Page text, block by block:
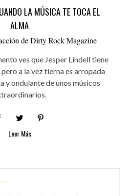
LA MÚSICA TE TOCA EL
ALMA
de Dirty Rock Magazine
ves que Jesper Lindell tiene
pero a la vez tierna es arropada
y ondulante de unos músicos
Leer Más